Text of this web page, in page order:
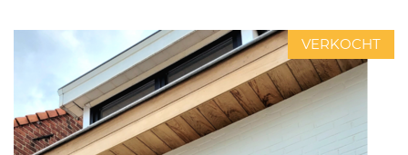
VERKOCHT